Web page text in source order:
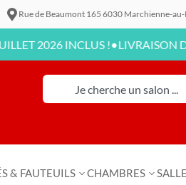
Rue de Beaumont 165 6030 Marchienne-
INCLUS !•LIVRAISON
& FAUTEUILS CHAMBRES